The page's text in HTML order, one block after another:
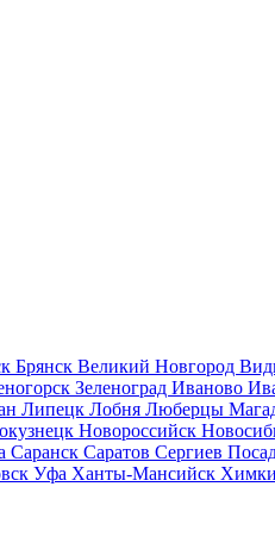
Брянск Великий Новгород
Зеленоград Иваново
Липецк Лобня Люберцы
Новороссийск
Саранск Саратов Сергиев
Уфа Ханты-Мансийск Химки